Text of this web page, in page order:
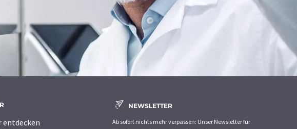
entdecken
NEWSLETTER
Ab sofort nichts mehr verpassen: Unser Newsletter für